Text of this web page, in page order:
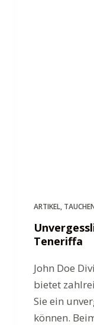
ARTIKEL,
Teneriffa
John Doe
bietet
Sie ein
können.